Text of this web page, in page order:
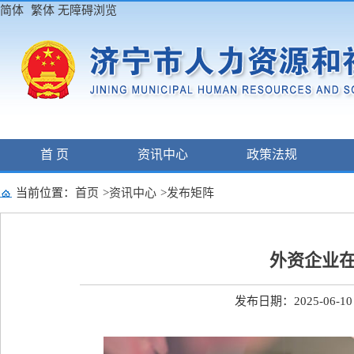
简体 繁体 无障碍浏览
首 页 资讯中心 政策法规
当前位置： 首页 >资讯中心 >发布矩阵
外资企业
发布日期：2025-06-